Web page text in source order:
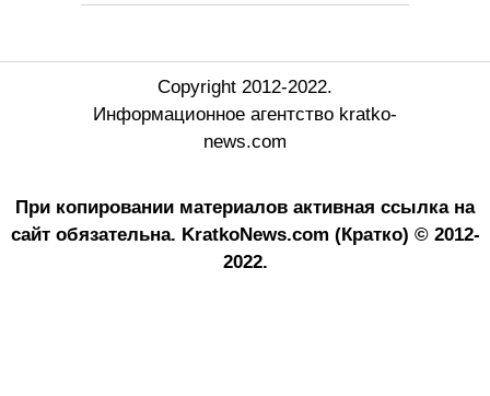
Copyright 2012-2022.
Информационное агентство kratko-
news.com
При копировании материалов активная ссылка на
сайт обязательна. KratkoNews.com (Кратко) © 2012-
2022.